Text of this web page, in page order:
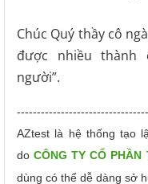
Chúc Quý thầy cô
được nhiều thành
người”.
AZtest là hệ thống tạo
do CÔNG TY CỔ PHẦN
dùng có thể dễ dàng sở